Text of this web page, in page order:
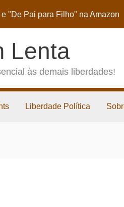
e "De Pai para Filho" na Amazon
Lenta
às demais liberdades!
Liberdade Política